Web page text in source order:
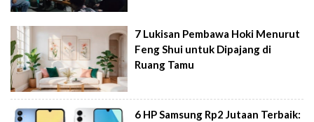
7 Lukisan Pembawa Hoki Menurut
Feng Shui untuk Dipajang di
Ruang Tamu
6 HP Samsung Rp2 Jutaan Terbaik: